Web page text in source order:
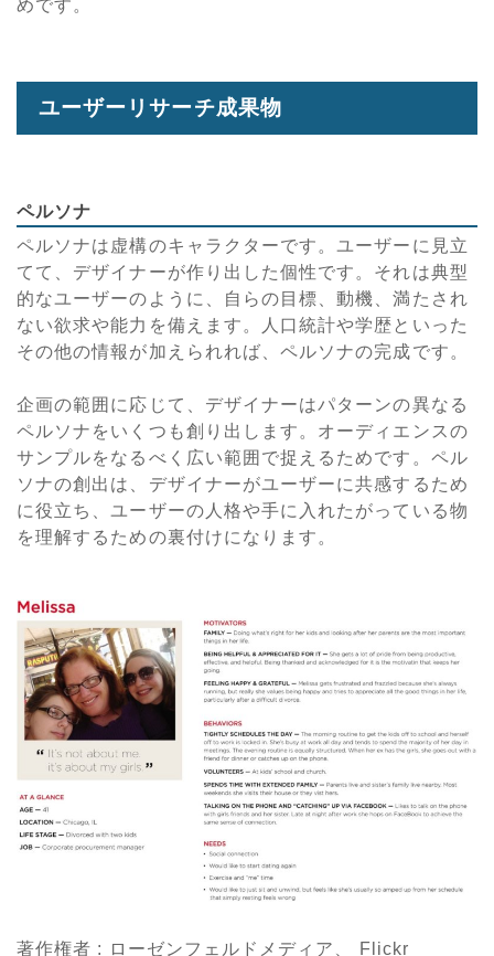
めです。
ユーザーリサーチ成果物
ペルソナ
ペルソナは虚構のキャラクターです。ユーザーに見立
てて、デザイナーが作り出した個性です。それは典型
的なユーザーのように、自らの目標、動機、満たされ
ない欲求や能力を備えます。人口統計や学歴といった
その他の情報が加えられれば、ペルソナの完成です。
企画の範囲に応じて、デザイナーはパターンの異なる
ペルソナをいくつも創り出します。オーディエンスの
サンプルをなるべく広い範囲で捉えるためです。ペル
ソナの創出は、デザイナーがユーザーに共感するため
に役立ち、ユーザーの人格や手に入れたがっている物
を理解するための裏付けになります。
著作権者 : ローゼンフェルドメディア、 Flickr